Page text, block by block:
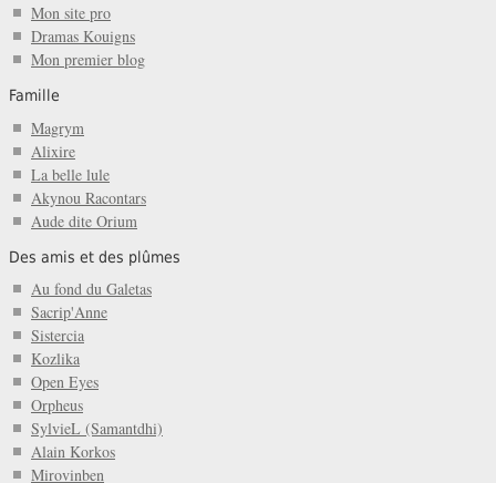
Mon site pro
Dramas Kouigns
Mon premier blog
Famille
Magrym
Alixire
La belle lule
Akynou Racontars
Aude dite Orium
Des amis et des plûmes
Au fond du Galetas
Sacrip'Anne
Sistercia
Kozlika
Open Eyes
Orpheus
SylvieL (Samantdhi)
Alain Korkos
Mirovinben